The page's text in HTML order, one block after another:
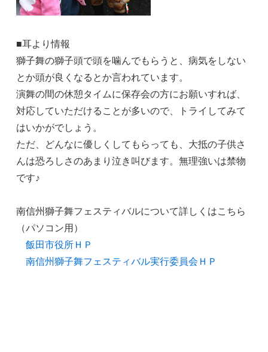
■耳より情報
獅子舞の獅子頭で頭を噛んでもらうと、病気をしない
とか頭が良くなるとか言われています。
演舞の間の休憩タイムに保存会の方にお願いすれば、
対応していただけることが多いので、トライしてみて
はいかがでしょう。
ただ、どんなに優しくしてもらっても、大抵の子供さ
んは恐ろしさのあまり泣き叫びます。無理強いは禁物
です♪
南信州獅子舞フェスティバルについて詳しくはこちら
（パソコン用）
飯田市役所ＨＰ
南信州獅子舞フェスティバル実行委員会ＨＰ